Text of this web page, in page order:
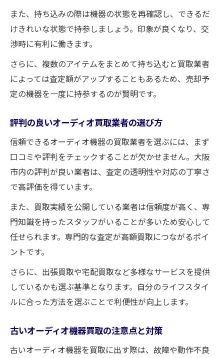
また、持ち込みの際は機器の状態を再確認し、できるだ
けきれいな状態で持参しましょう。印象が良くなり、交
渉時に有利に働きます。
さらに、複数のアイテムをまとめて持ち込むと買取業者
によっては査定額がアップすることもあるため、売却予
定の機器を一度に持参するのが賢明です。
評判の良いオーディオ買取業者の選び方
信頼できるオーディオ機器の買取業者を選ぶには、まず
口コミや評判をチェックすることが欠かせません。大阪
市内の評判が良い業者は、査定の透明性や対応の丁寧さ
で高評価を得ています。
また、買取実績を公開している業者は信頼度が高く、専
門知識を持ったスタッフがいることが多いため安心して
任せられます。専門的な査定が高額買取につながるポイ
ントです。
さらに、出張買取や宅配買取など多様なサービスを提供
しているかも選ぶ基準となります。自分のライフスタイ
ルに合った方法を選ぶことで利便性が向上します。
古いオーディオ機器買取の注意点と対策
古いオーディオ機器を買取に出す際は、故障や動作不良